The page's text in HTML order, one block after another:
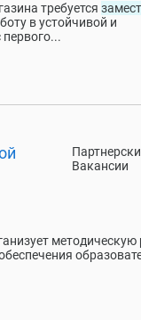
требуется
в устойчивой и
Вакансии
методическую